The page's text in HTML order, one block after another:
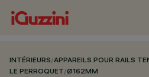
INTÉRIEURS/APPAREILS POUR RAILS
LE PERROQUET/Ø162MM